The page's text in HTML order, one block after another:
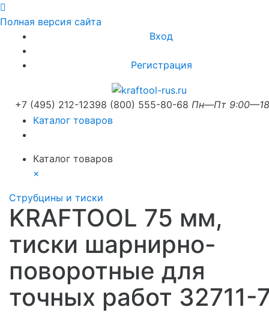
Полная версия сайта
Вход
Регистрация
+7 (495) 212-12398 (800) 555-80-68 Пн—Пт
Каталог товаров
Каталог товаров
×
Струбцины и тиски
KRAFTOOL 75 мм,
тиски шарнирно-
поворотные для
точных работ 32711-